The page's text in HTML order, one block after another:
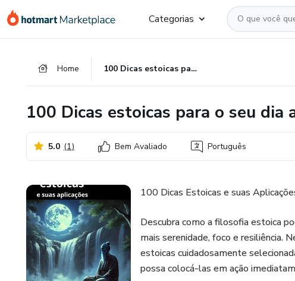
para
para
para
Categorias
Home 100 Dicas estoicas para o seu dia a dia
100 Dicas estoicas para o seu dia
5.0 (1) Bem Avaliado Português
100 Dicas Estoicas e suas
Descubra como a filosofia estoica
mais serenidade, foco e resiliência.
estoicas cuidadosamente
possa colocá-las em ação